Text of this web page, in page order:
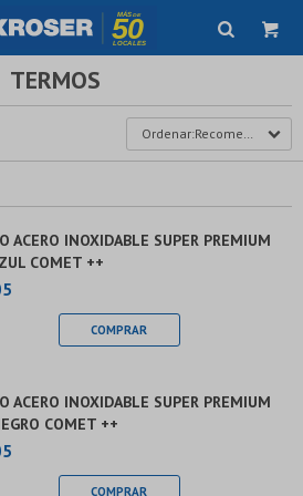
TERMOS
Recomendados
ACERO INOXIDABLE SUPER PREMIUM
COMET ++
ACERO INOXIDABLE SUPER PREMIUM
COMET ++